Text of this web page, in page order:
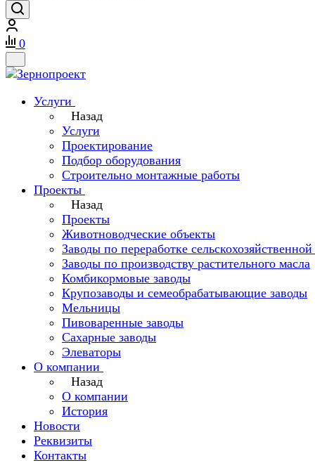
0
Услуги
Назад
Услуги
Проектирование
Подбор оборудования
Строительно монтажные работы
Проекты
Назад
Проекты
Животноводческие объекты
Заводы по переработке
Заводы по производству растительного масла
Комбикормовые заводы
Крупозаводы и семеобрабатывающие заводы
Мельницы
Пивоваренные заводы
Сахарные заводы
Элеваторы
О компании
Назад
О компании
История
Новости
Реквизиты
Контакты